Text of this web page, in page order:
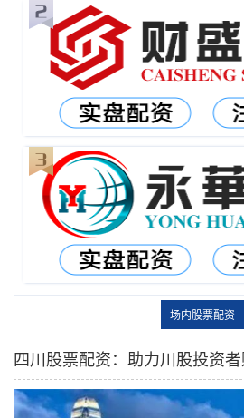
场内股票配资
四川股票配资：助力川股投资